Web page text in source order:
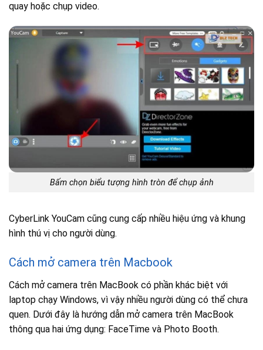
quay hoặc chụp video.
Bấm chọn biểu tượng hình tròn để chụp ảnh
CyberLink YouCam cũng cung cấp nhiều hiệu ứng và khung
hình thú vị cho người dùng.
Cách mở camera trên Macbook
Cách mở camera trên MacBook có phần khác biệt với
laptop chạy Windows, vì vậy nhiều người dùng có thể chưa
quen. Dưới đây là hướng dẫn mở camera trên MacBook
thông qua hai ứng dụng: FaceTime và Photo Booth.